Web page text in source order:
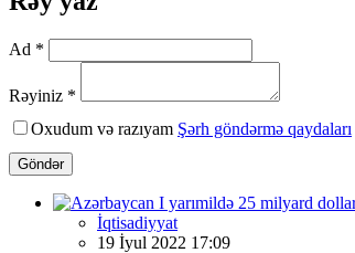
Ad *
Rəyiniz *
Oxudum və razıyam Şərh göndərmə qaydaları
Göndər
İqtisadiyyat
19 İyul 2022 17:09